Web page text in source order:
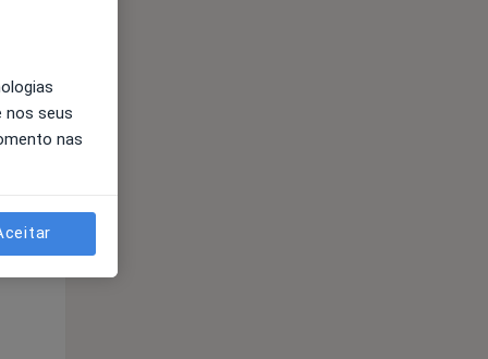
Segunda-feira Ter,
nos seus
nas